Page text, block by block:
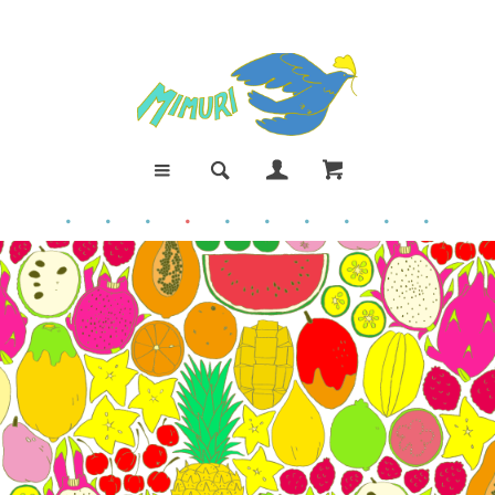
● ● ● ● ● ● ● ● ● ●